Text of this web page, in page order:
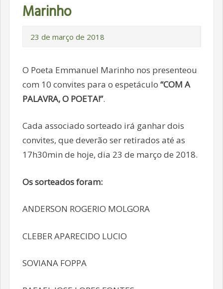
Marinho
23 de março de 2018
O Poeta Emmanuel Marinho nos presenteou
com 10 convites para o espetáculo “COM A
PALAVRA, O POETA!”.
Cada associado sorteado irá ganhar dois
convites, que deverão ser retirados até as
17h30min de hoje, dia 23 de março de 2018.
Os sorteados foram:
ANDERSON ROGERIO MOLGORA
CLEBER APARECIDO LUCIO
SOVIANA FOPPA